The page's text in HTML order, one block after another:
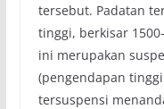
tersebut. Padatan
tinggi, berkisar
ini merupakan
(pengendapan
tersuspensi